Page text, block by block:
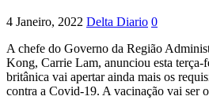
4 Janeiro, 2022 Delta Diario 0
A chefe do Governo da Região
Kong, Carrie Lam, anunciou esta terça-
britânica vai apertar ainda mais os
contra a Covid-19. A vacinação vai ser